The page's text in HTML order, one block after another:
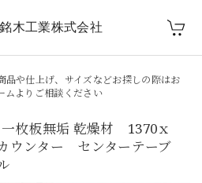
木工業株式会社
品や仕上げ、サイズなどお探しの際はお
ムよりご相談ください
枚板無垢 乾燥材 1370ｘ
ウンター センターテーブ